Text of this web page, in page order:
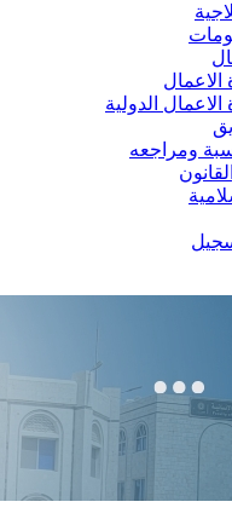
الاعمال
الدولية
ومراجعه